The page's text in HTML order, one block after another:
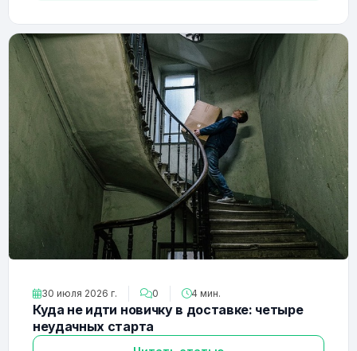
30 июля 2026 г. 0 4 мин.
Куда не идти новичку в доставке: четыре
неудачных старта